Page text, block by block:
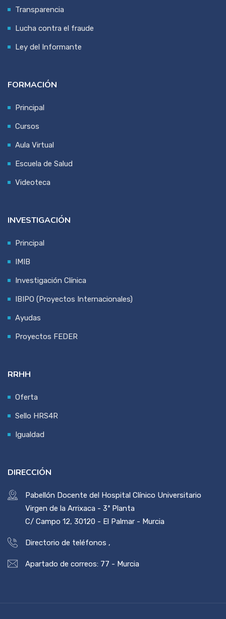
Transparencia
Lucha contra el fraude
Ley del Informante
FORMACIÓN
Principal
Cursos
Aula Virtual
Escuela de Salud
Videoteca
INVESTIGACIÓN
Principal
IMIB
Investigación Clínica
IBIPO (Proyectos Internacionales)
Ayudas
Proyectos FEDER
RRHH
Oferta
Sello HRS4R
Igualdad
DIRECCIÓN
Pabellón Docente del Hospital Clínico Universitario
Virgen de la Arrixaca - 3ª Planta
C/ Campo 12, 30120 - El Palmar - Murcia
Directorio de teléfonos ,
Apartado de correos: 77 - Murcia